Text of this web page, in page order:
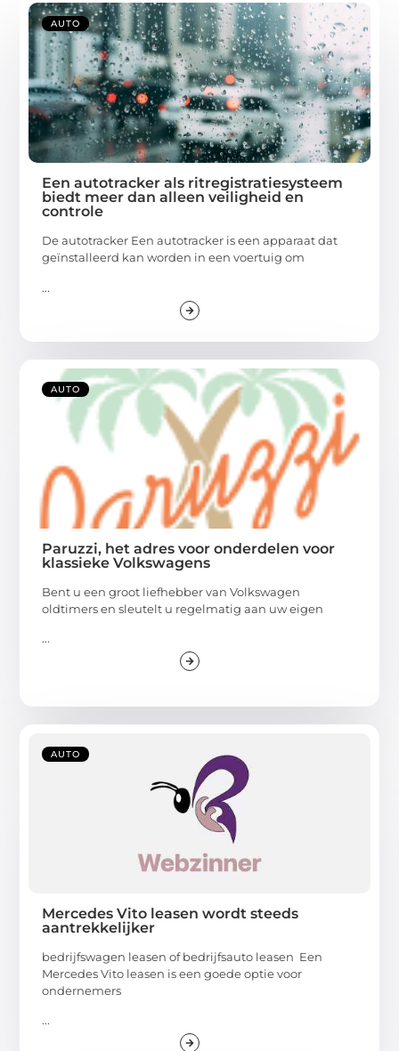
AUTO
Een autotracker als ritregistratiesysteem
biedt meer dan alleen veiligheid en
controle
De autotracker Een autotracker is een apparaat dat
geïnstalleerd kan worden in een voertuig om
...
AUTO
Paruzzi, het adres voor onderdelen voor
klassieke Volkswagens
Bent u een groot liefhebber van Volkswagen
oldtimers en sleutelt u regelmatig aan uw eigen
...
AUTO
Mercedes Vito leasen wordt steeds
aantrekkelijker
bedrijfswagen leasen of bedrijfsauto leasen Een
Mercedes Vito leasen is een goede optie voor
ondernemers
...